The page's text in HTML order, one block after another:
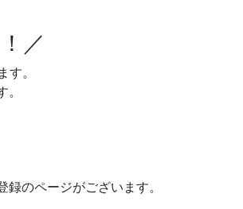
／
。
のページがございます。